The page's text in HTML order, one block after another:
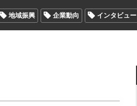
地域振興 企業動向 インタビュー